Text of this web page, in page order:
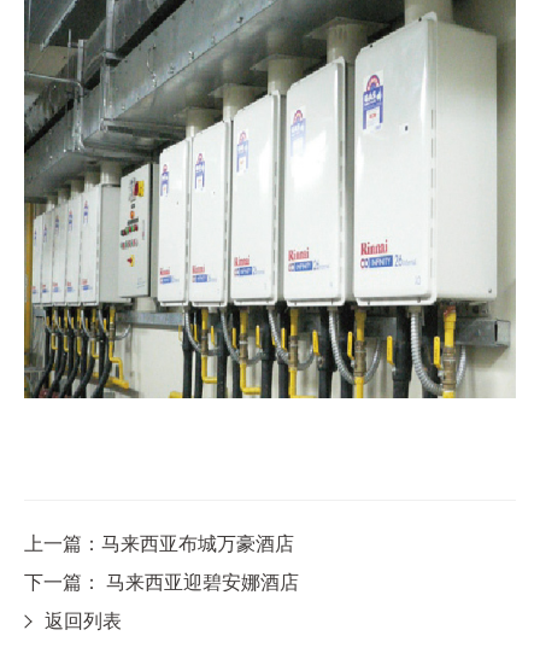
上一篇：马来西亚布城万豪酒店
下一篇： 马来西亚迎碧安娜酒店
返回列表